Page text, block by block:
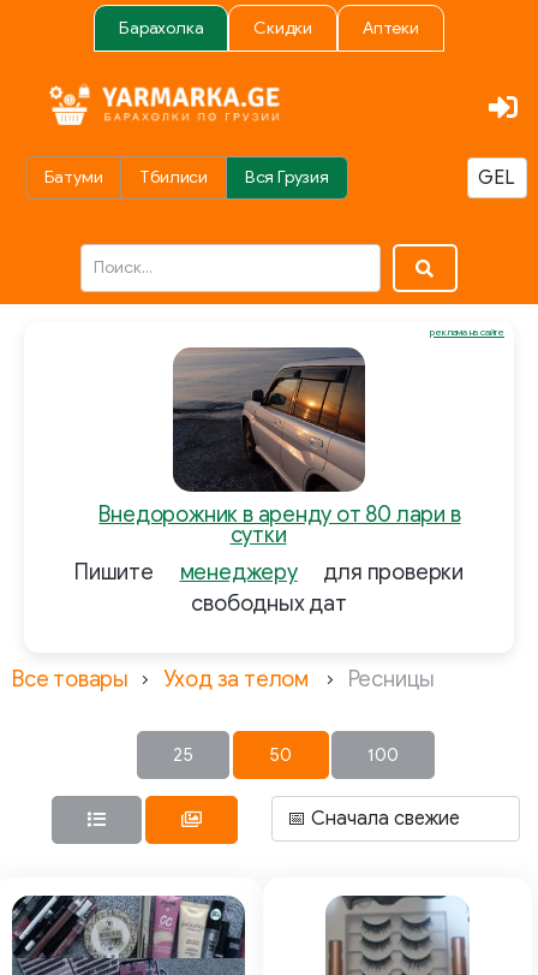
Барахолка Скидки Аптеки
Батуми Тбилиси Вся Грузия
Внедорожник в аренду от 80 лари в
сутки
Пишите
менеджеру
для проверки
свободных дат
реклама на сайте
Все товары Уход за телом Ресницы
25 50 100